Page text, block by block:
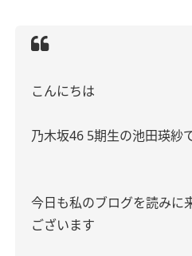
こんにちは
乃木坂46 5期生の池田瑛
今日も私のブログを読みに
ございます